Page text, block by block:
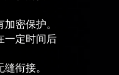
密保护。
一定时间后
衔接。